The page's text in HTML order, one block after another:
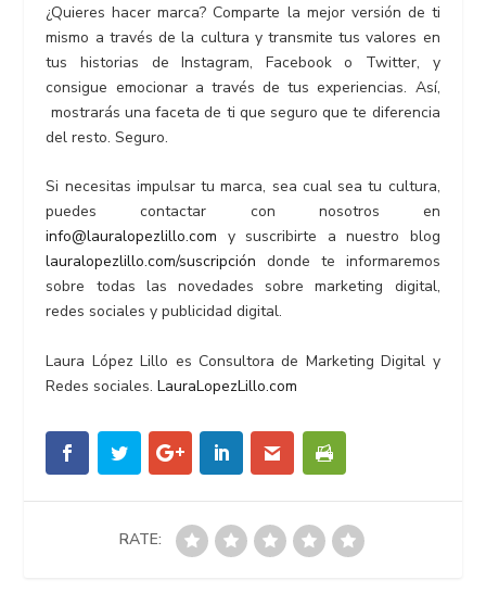
¿Quieres hacer marca? Comparte la mejor versión de ti
mismo a través de la cultura y transmite tus valores en
tus historias de Instagram, Facebook o Twitter, y
consigue emocionar a través de tus experiencias. Así,
mostrarás una faceta de ti que seguro que te diferencia
del resto. Seguro.
Si necesitas impulsar tu marca, sea cual sea tu cultura,
puedes contactar con nosotros en
info@lauralopezlillo.com y suscribirte a nuestro blog
lauralopezlillo.com/suscripción donde te informaremos
sobre todas las novedades sobre marketing digital,
redes sociales y publicidad digital.
Laura López Lillo es Consultora de Marketing Digital y
Redes sociales.LauraLopezLillo.com
RATE: